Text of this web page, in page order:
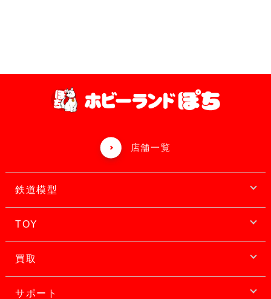
店舗一覧
鉄道模型
TOY
買取
サポート